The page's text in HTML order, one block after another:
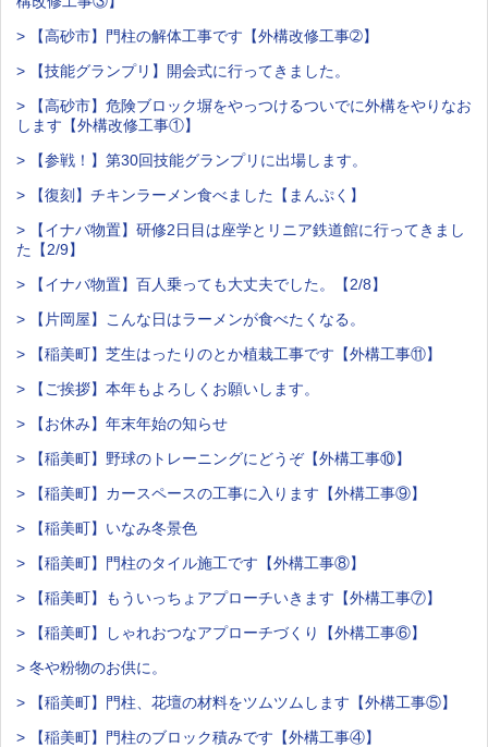
> 【高砂市】門柱の解体工事です【外構改修工事➁】
> 【技能グランプリ】開会式に行ってきました。
> 【高砂市】危険ブロック塀をやっつけるついでに外構をやりなお
します【外構改修工事①】
> 【参戦！】第30回技能グランプリに出場します。
> 【復刻】チキンラーメン食べました【まんぷく】
> 【イナバ物置】研修2日目は座学とリニア鉄道館に行ってきまし
た【2/9】
> 【イナバ物置】百人乗っても大丈夫でした。【2/8】
> 【片岡屋】こんな日はラーメンが食べたくなる。
> 【稲美町】芝生はったりのとか植栽工事です【外構工事⑪】
> 【ご挨拶】本年もよろしくお願いします。
> 【お休み】年末年始の知らせ
> 【稲美町】野球のトレーニングにどうぞ【外構工事⑩】
> 【稲美町】カースペースの工事に入ります【外構工事⑨】
> 【稲美町】いなみ冬景色
> 【稲美町】門柱のタイル施工です【外構工事⑧】
> 【稲美町】もういっちょアプローチいきます【外構工事⑦】
> 【稲美町】しゃれおつなアプローチづくり【外構工事⑥】
> 冬や粉物のお供に。
> 【稲美町】門柱、花壇の材料をツムツムします【外構工事⑤】
> 【稲美町】門柱のブロック積みです【外構工事④】